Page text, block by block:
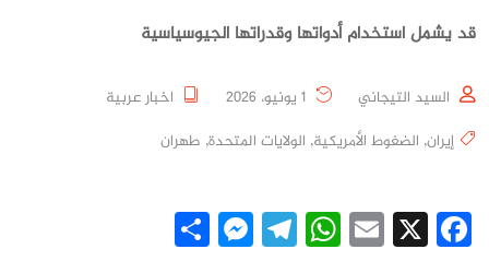
قد يشمل استخدام أدواتها وقدراتها الجيوسياسية
السيد التيجاني
اخبار عربية
إيران, الضغوط الأمريكية, الولايات المتحدة, طهران
Facebook
X
Email
WhatsApp
Telegram
Messenger